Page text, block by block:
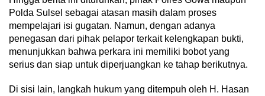
Polda Sulsel sebagai atasan masih dalam proses
mempelajari isi gugatan. Namun, dengan adanya
penegasan dari pihak pelapor terkait kelengkapan bukti,
menunjukkan bahwa perkara ini memiliki bobot yang
serius dan siap untuk diperjuangkan ke tahap berikutnya.
Di sisi lain, langkah hukum yang ditempuh oleh H. Hasan